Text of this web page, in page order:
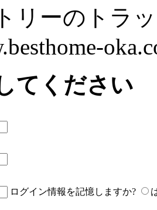
リーのトラ
てください
ログイン情報を記憶しますか?